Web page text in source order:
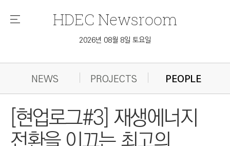
메
HDEC Newsroom
2026년 08월 8일 토요일
NEWS PROJECTS PEOPLE
[현업로그#3] 재생에너지